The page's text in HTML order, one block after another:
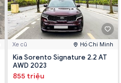
Xe cũ Hồ Chí Minh
Kia Sorento Signature 2.2 AT
AWD 2023
855 triệu